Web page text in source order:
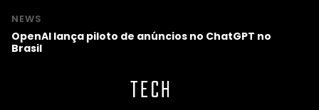
NEWS
OpenAI lança piloto de anúncios no ChatGPT no
Brasil
TECH